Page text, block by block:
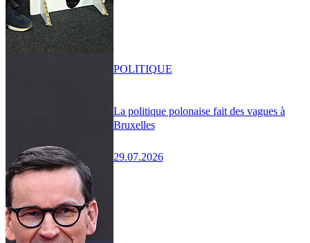
La politique polonaise fait des vagues à
Bruxelles
29.07.2026
POLITIQUE